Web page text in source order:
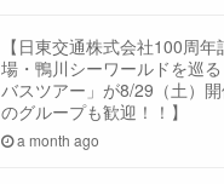
【日東交通株式会社100周
場・鴨川シーワールドを巡
バスツアー」が8/29（土）
のグループも歓迎！！】
a month ago